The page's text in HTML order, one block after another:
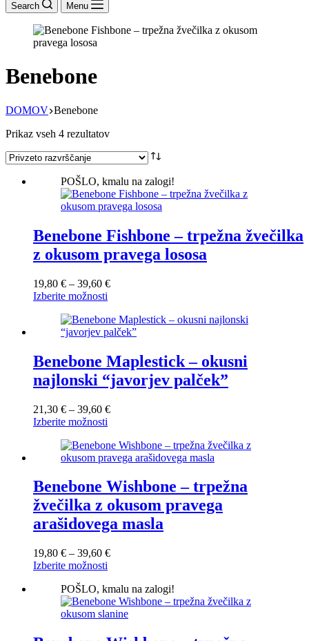
Search Menu
Benebone
DOMOV Benebone
Prikaz vseh 4 rezultatov
POŠLO, kmalu na zalogi!
Benebone Fishbone – trpežna žvečilka
z okusom pravega lososa
19,80 € – 39,60 €Cenovni
19,80 €
do
Izberite možnosti
ima
več
Možnosti
lahko
izberete
strani
Benebone Maplestick – okusni
najlonski “javorjev palček”
21,30 € – 39,60 €Cenovni
21,30 €
do
Izberite možnosti
ima
več
Možnosti
lahko
izberete
na
strani
Benebone Wishbone – trpežna
žvečilka z okusom pravega
arašidovega masla
19,80 € – 39,60 €Cenovni
19,80 €
do
39,60 €
Izberite možnosti
ima
več
različic.
POŠLO, kmalu na zalogi!